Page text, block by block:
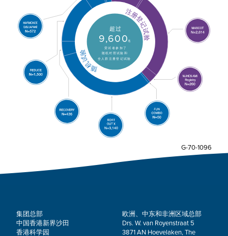
随机试验
注册登记试验
超过
9,600名
受试者参加了
随机对照试验和
全人群注册登记试验
G-70-1096
集团总部
中国香港新界沙田
香港科学园
欧洲、中东和非洲区域总部
Drs. W. van Royenstraat 5
3871 AN Hoevelaken, The